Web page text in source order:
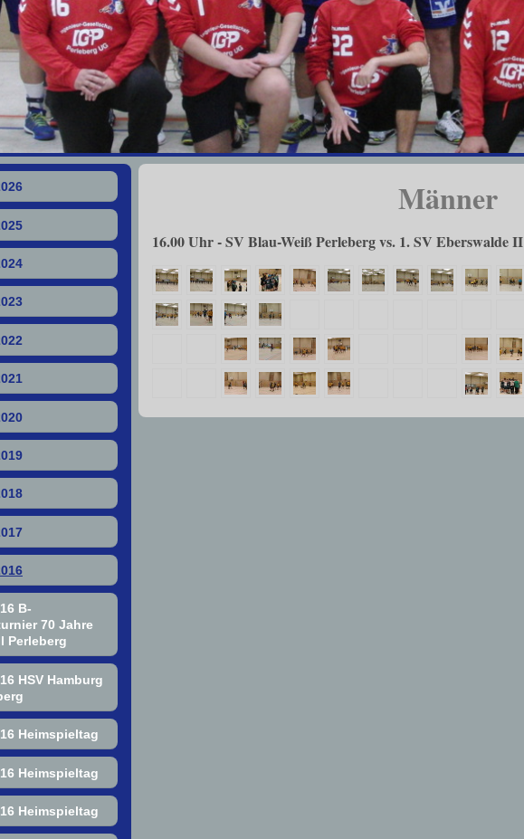
Männer
16.00 Uhr - SV Blau-Weiß Perleberg vs. 1. SV Eberswalde II
B-
70 Jahre
Perleberg
HSV Hamburg
Heimspieltag
Heimspieltag
Heimspieltag